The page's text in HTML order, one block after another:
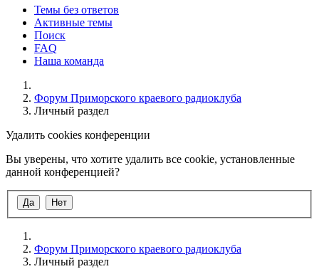
Темы без ответов
Активные темы
Поиск
FAQ
Наша команда
Форум Приморского краевого радиоклуба
Личный раздел
Удалить cookies конференции
Вы уверены, что хотите удалить все cookie, установленные
данной конференцией?
Форум Приморского краевого радиоклуба
Личный раздел